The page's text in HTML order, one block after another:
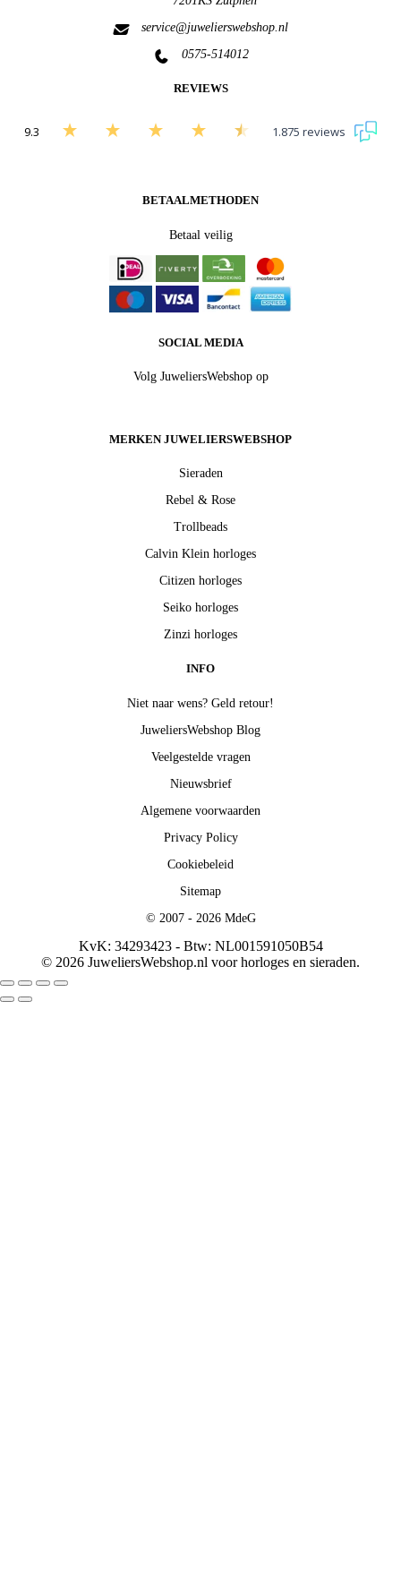
service@juwelierswebshop.nl
0575-514012
REVIEWS
9.3 1.875 reviews
BETAALMETHODEN
Betaal veilig
SOCIAL MEDIA
Volg JuweliersWebshop op
MERKEN JUWELIERSWEBSHOP
Sieraden
Rebel & Rose
Trollbeads
Calvin Klein horloges
Citizen horloges
Seiko horloges
Zinzi horloges
INFO
Niet naar wens? Geld retour!
JuweliersWebshop Blog
Veelgestelde vragen
Nieuwsbrief
Algemene voorwaarden
Privacy Policy
Cookiebeleid
Sitemap
© 2007 - 2026 MdeG
KvK: 34293423 - Btw: NL001591050B54
© 2026 JuweliersWebshop.nl voor horloges en sieraden.